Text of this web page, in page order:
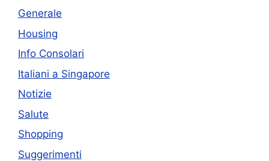
Generale
Housing
Info Consolari
Italiani a Singapore
Notizie
Salute
Shopping
Suggerimenti